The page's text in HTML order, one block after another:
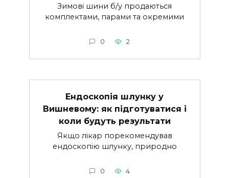
Зимові шини б/у продаються
комплектами, парами та окремими
0 2
Ендоскопія шлунку у
Вишневому: як підготуватися і
коли будуть результати
Якщо лікар порекомендував
ендоскопію шлунку, природно
0 4